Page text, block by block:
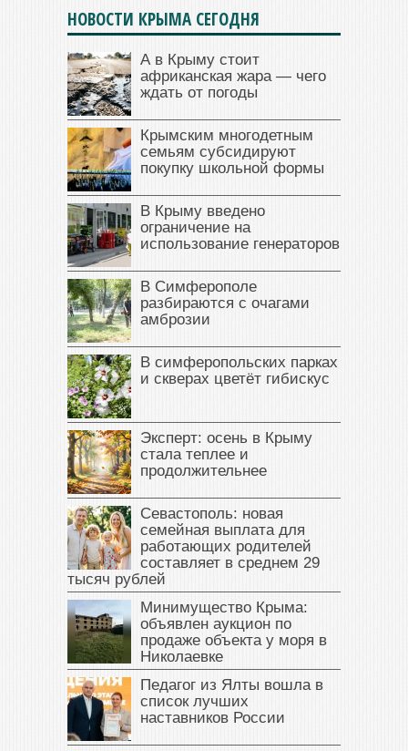
НОВОСТИ КРЫМА СЕГОДНЯ
А в Крыму стоит
африканская жара — чего
ждать от погоды
Крымским многодетным
семьям субсидируют
покупку школьной формы
В Крыму введено
ограничение на
использование генераторов
В Симферополе
разбираются с очагами
амброзии
В симферопольских парках
и скверах цветёт гибискус
Эксперт: осень в Крыму
стала теплее и
продолжительнее
Севастополь: новая
семейная выплата для
работающих родителей
составляет в среднем 29
тысяч рублей
Минимущество Крыма:
объявлен аукцион по
продаже объекта у моря в
Николаевке
Педагог из Ялты вошла в
список лучших
наставников России